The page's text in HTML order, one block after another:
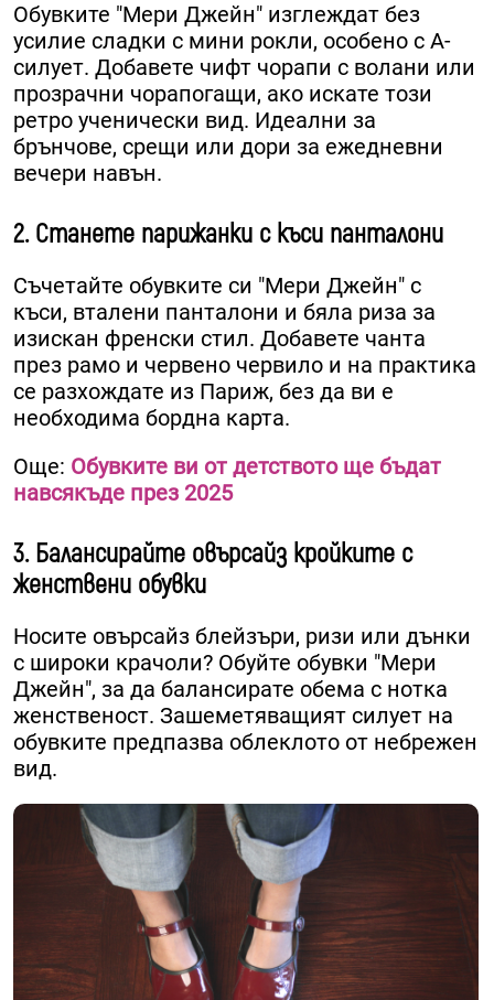
Обувките "Мери Джейн" изглеждат без
усилие сладки с мини рокли, особено с А-
силует. Добавете чифт чорапи с волани или
прозрачни чорапогащи, ако искате този
ретро ученически вид. Идеални за
брънчове, срещи или дори за ежедневни
вечери навън.
2. Станете парижанки с къси панталони
Съчетайте обувките си "Мери Джейн" с
къси, вталени панталони и бяла риза за
изискан френски стил. Добавете чанта
през рамо и червено червило и на практика
се разхождате из Париж, без да ви е
необходима бордна карта.
Още: Обувките ви от детството ще бъдат
навсякъде през 2025
3. Балансирайте овърсайз кройките с
женствени обувки
Носите овърсайз блейзъри, ризи или дънки
с широки крачоли? Обуйте обувки "Мери
Джейн", за да балансирате обема с нотка
женственост. Зашеметяващият силует на
обувките предпазва облеклото от небрежен
вид.